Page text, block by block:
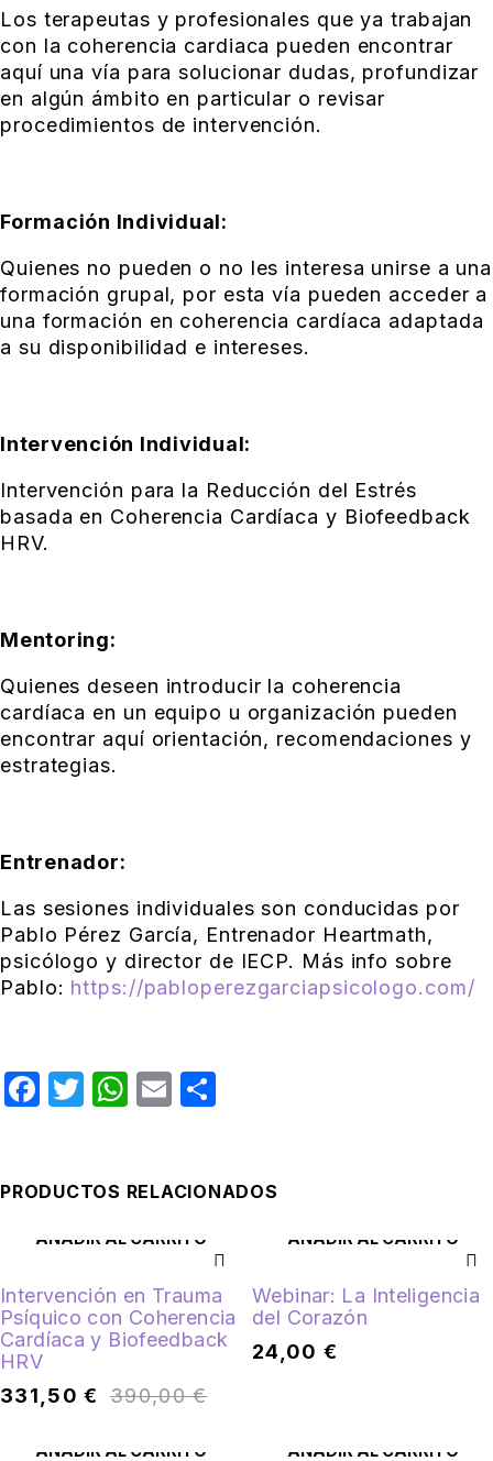
Los terapeutas y profesionales que ya trabajan
con la coherencia cardiaca pueden encontrar
aquí una vía para solucionar dudas, profundizar
en algún ámbito en particular o revisar
procedimientos de intervención.
Formación Individual:
Quienes no pueden o no les interesa unirse a una
formación grupal, por esta vía pueden acceder a
una formación en coherencia cardíaca adaptada
a su disponibilidad e intereses.
Intervención Individual:
Intervención para la Reducción del Estrés
basada en Coherencia Cardíaca y Biofeedback
HRV.
Mentoring:
Quienes deseen introducir la coherencia
cardíaca en un equipo u organización pueden
encontrar aquí orientación, recomendaciones y
estrategias.
Entrenador:
Las sesiones individuales son conducidas por
Pablo Pérez García, Entrenador Heartmath,
psicólogo y director de IECP. Más info sobre
Pablo: https://pabloperezgarciapsicologo.com/
Facebook
Twitter
WhatsApp
Email
PRODUCTOS RELACIONADOS
AÑADIR AL CARRITO
Intervención en Trauma
Psíquico con Coherencia
Cardíaca y Biofeedback
HRV
390,00€
331,50€
AÑADIR AL CARRITO
Webinar: La Inteligencia
del Corazón
24,00€
AÑADIR AL CARRITO AÑADIR AL CARRITO